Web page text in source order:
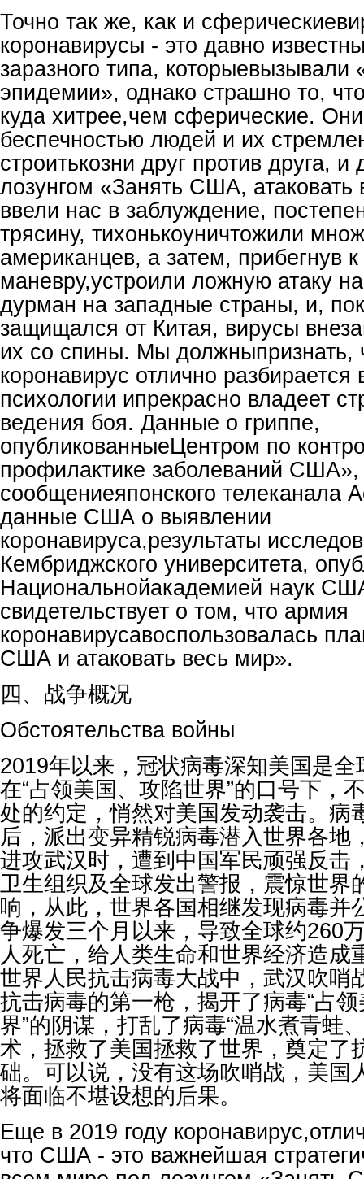
Точно так же, как и
коронавирусы - это давно
заразного типа, которыевызывали
эпидемии», однако страшно то,
куда хитрее,чем сферические.
беспечностью людей и их
строитькозни друг против друга, и
лозунгом «Занять США,
ввели нас в заблуждение,
трясину, тихонькоуничтожили
американцев, а затем, прибегнув
маневру,устроили ложную атаку
дурман на западные страны, и,
защищался от Китая, вирусы
их со спины. Мы должныпризнать,
коронавирус отлично разбирается
психологии ипрекрасно владеет
ведения боя. Данные о гриппе,
опубликованныеЦентром по
профилактике заболеваний США»,
сообщениеяпонского телеканала
данные США о выявлении
коронавируса,результаты
Кембриджского университета,
Национальнойакадемией наук
свидетельствует о том, что армия
коронавирусавоспользовалась
США и атаковать весь мир».
四、战争概况
Обстоятельства войны
2019年以来，冠状病毒深知美国是全
在“占领美国、攻陷世界”的口号下，
处的约定，悄然对美国发动袭击。病
后，派出变异精锐病毒潜入世界各地
进攻武汉时，遭到中国军民顽强反击
卫生组织及全球发出警报，震惊世界
响，从此，世界各国相继发现病毒并
争爆发三个月以来，导致全球约260
人死亡，给人类生命和世界经济造成
世界人民抗击病毒大战中，武汉吹哨
抗击病毒的第一枪，揭开了病毒“占
界”的阴谋，打乱了病毒“温水煮青蛙
术，拯救了美国拯救了世界，奠定了
础。可以说，没有这场吹哨战，美国
将面临不堪设想的后果。
Еще в 2019 году
что США - это важнейшая